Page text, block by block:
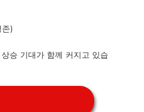
)
승 기대가 함께 커지고 있습